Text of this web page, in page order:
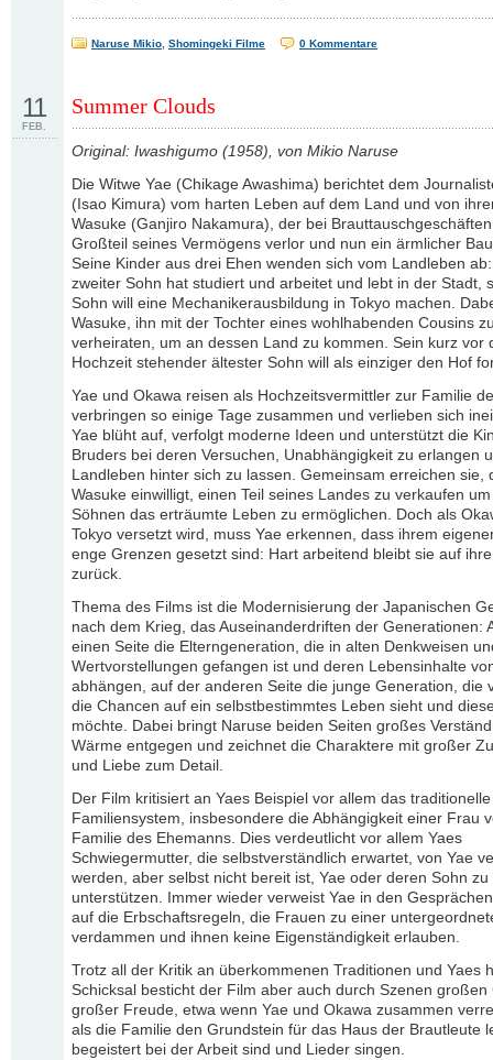
Naruse Mikio Shomingeki Filme 0 Kommentare
Summer Clouds
11
FEB.
Original: Iwashigumo (1958), von Mikio Naruse
Die Witwe Yae (Chikage Awashima) berichtet dem
(Isao Kimura) vom harten Leben auf dem Land und von
Wasuke (Ganjiro Nakamura), der bei
Großteil seines Vermögens verlor und nun ein ärmlicher
Seine Kinder aus drei Ehen wenden sich vom Landleben
zweiter Sohn hat studiert und arbeitet und lebt in der Stadt,
Sohn will eine Mechanikerausbildung in Tokyo machen.
Wasuke, ihn mit der Tochter eines wohlhabenden Cousins
verheiraten, um an dessen Land zu kommen. Sein kurz vor
Hochzeit stehender ältester Sohn will als einziger den Hof
Yae und Okawa reisen als Hochzeitsvermittler zur Familie
verbringen so einige Tage zusammen und verlieben sich
Yae blüht auf, verfolgt moderne Ideen und unterstützt die
Bruders bei deren Versuchen, Unabhängigkeit zu erlangen
Landleben hinter sich zu lassen. Gemeinsam erreichen sie,
Wasuke einwilligt, einen Teil seines Landes zu verkaufen
Söhnen das erträumte Leben zu ermöglichen. Doch als
Tokyo versetzt wird, muss Yae erkennen, dass ihrem
enge Grenzen gesetzt sind: Hart arbeitend bleibt sie auf
zurück.
Thema des Films ist die Modernisierung der Japanischen
nach dem Krieg, das Auseinanderdriften der Generationen:
einen Seite die Elterngeneration, die in alten Denkweisen
Wertvorstellungen gefangen ist und deren Lebensinhalte
abhängen, auf der anderen Seite die junge Generation, die
die Chancen auf ein selbstbestimmtes Leben sieht und
möchte. Dabei bringt Naruse beiden Seiten großes
Wärme entgegen und zeichnet die Charaktere mit großer
und Liebe zum Detail.
Der Film kritisiert an Yaes Beispiel vor allem das traditionelle
Familiensystem, insbesondere die Abhängigkeit einer Frau
Familie des Ehemanns. Dies verdeutlicht vor allem Yaes
Schwiegermutter, die selbstverständlich erwartet, von Yae
werden, aber selbst nicht bereit ist, Yae oder deren Sohn zu
unterstützen. Immer wieder verweist Yae in den
auf die Erbschaftsregeln, die Frauen zu einer
verdammen und ihnen keine Eigenständigkeit erlauben.
Trotz all der Kritik an überkommenen Traditionen und Yaes
Schicksal besticht der Film aber auch durch Szenen großen
großer Freude, etwa wenn Yae und Okawa zusammen
als die Familie den Grundstein für das Haus der Brautleute
begeistert bei der Arbeit sind und Lieder singen.